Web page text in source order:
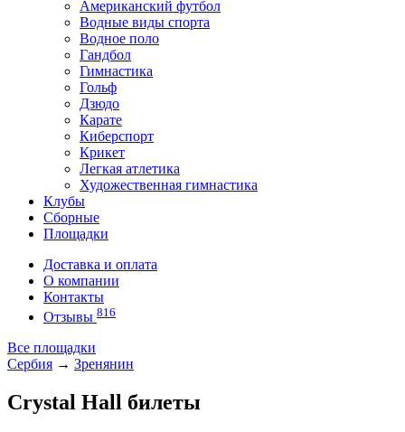
Американский футбол
Водные виды спорта
Водное поло
Гандбол
Гимнастика
Гольф
Дзюдо
Карате
Киберспорт
Крикет
Легкая атлетика
Художественная гимнастика
Клубы
Сборные
Площадки
Доставка и оплата
О компании
Контакты
Отзывы 816
Все площадки
Сербия → Зренянин
Crystal Hall билеты